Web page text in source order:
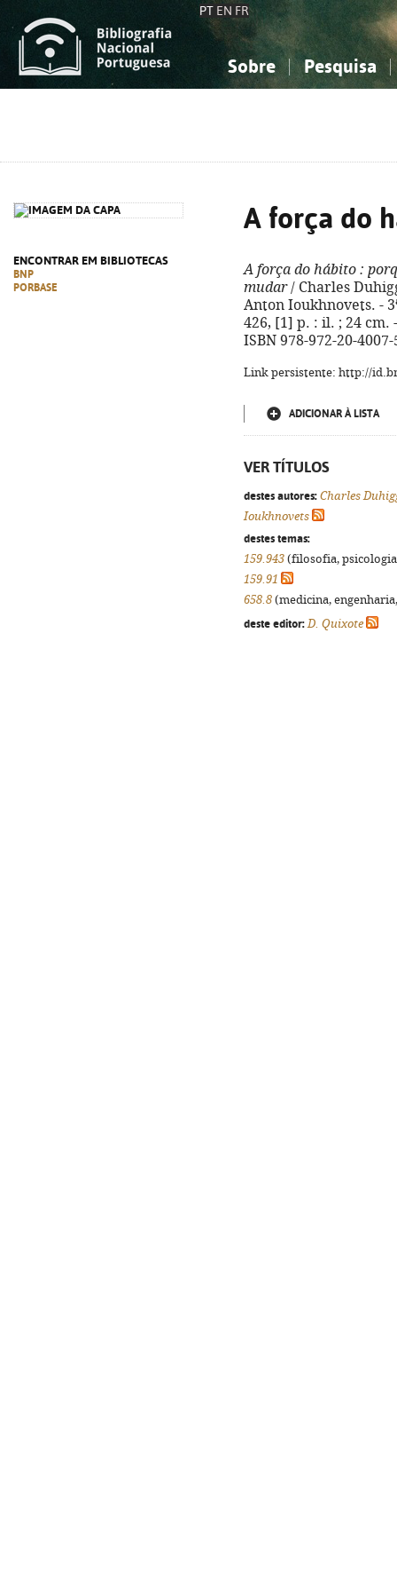
PT EN FR
Sobre Pesquisa
ENCONTRAR EM BIBLIOTECAS
BNP
PORBASE
A força do
A força do hábito :
mudar/ Charles
Anton Ioukhnovets. -
426, [1] p. : il. ; 24
ISBN 978-972-20-4007-
Link persistente: http://
ADICIONAR À LISTA
VER TÍTULOS
destes autores: Charles
Ioukhnovets
destes temas:
159.943 (filosofia,
159.91
658.8 (medicina,
deste editor: D. Quixote